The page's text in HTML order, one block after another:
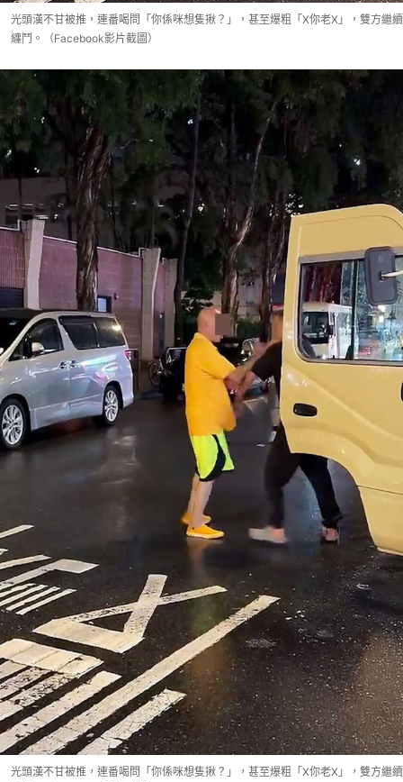
光頭漢不甘被推，連番喝問「你係咪想隻揪？」，甚至爆粗「X你老X」，雙方繼續
纏鬥。（Facebook影片截圖）
光頭漢不甘被推，連番喝問「你係咪想隻揪？」，甚至爆粗「X你老X」，雙方繼續